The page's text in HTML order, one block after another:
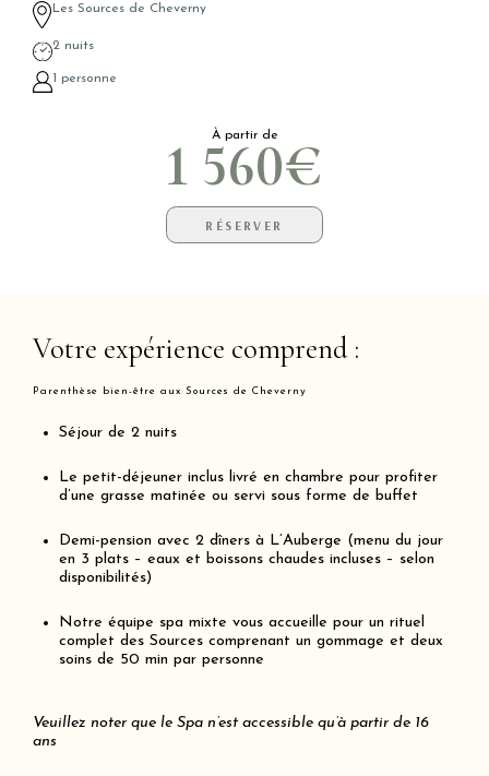
Les Sources de Cheverny
2 nuits
1 personne
À partir de
1 560€
RÉSERVER
Votre expérience comprend :
Parenthèse bien-être aux Sources de Cheverny
Séjour de 2 nuits
Le petit-déjeuner inclus livré en chambre pour profiter
d’une grasse matinée ou servi sous forme de buffet
Demi-pension avec 2 dîners à L’Auberge (menu du jour
en 3 plats – eaux et boissons chaudes incluses – selon
disponibilités)
Notre équipe spa mixte vous accueille pour un rituel
complet des Sources comprenant un gommage et deux
soins de 50 min par personne
Veuillez noter que le Spa n’est accessible qu’à partir de 16
ans